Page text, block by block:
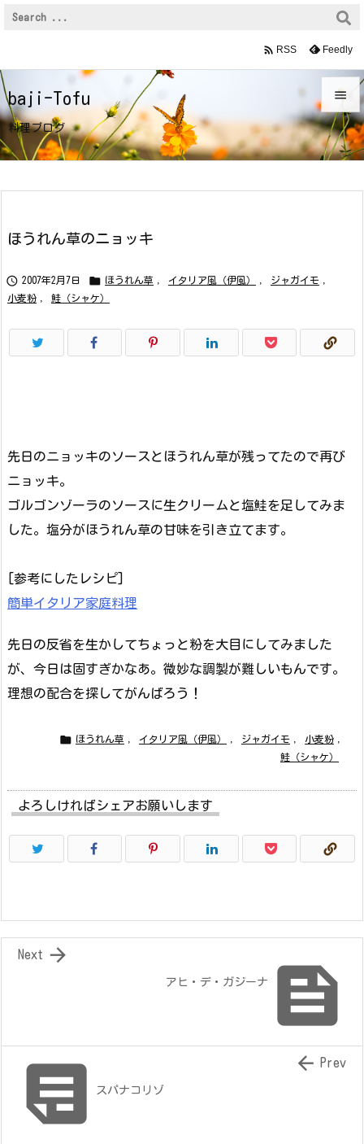
baji-Tofu
料理ブログ


メニュ
 RSS Feedly
ほうれん草のニョッキ
 2007年2月7日  ほうれん草 イタリア風（伊風） ジャガイモ
小麦粉
鮭（シャケ）
先日のニョッキのソースとほうれん草が残ってたので再び
ニョッキ。
ゴルゴンゾーラのソースに生クリームと塩鮭を足してみま
した。塩分がほうれん草の甘味を引き立てます。
[参考にしたレシピ]
簡単イタリア家庭料理
先日の反省を生かしてちょっと粉を大目にしてみました
が、今日は固すぎかなあ。微妙な調製が難しいもんです。
理想の配合を探してがんばろう！
 ほうれん草 イタリア風（伊風） ジャガイモ 小麦粉
鮭（シャケ）
よろしければシェアお願いします

アヒ・デ・ガジーナ

Next
スパナコリゾ
 Prev